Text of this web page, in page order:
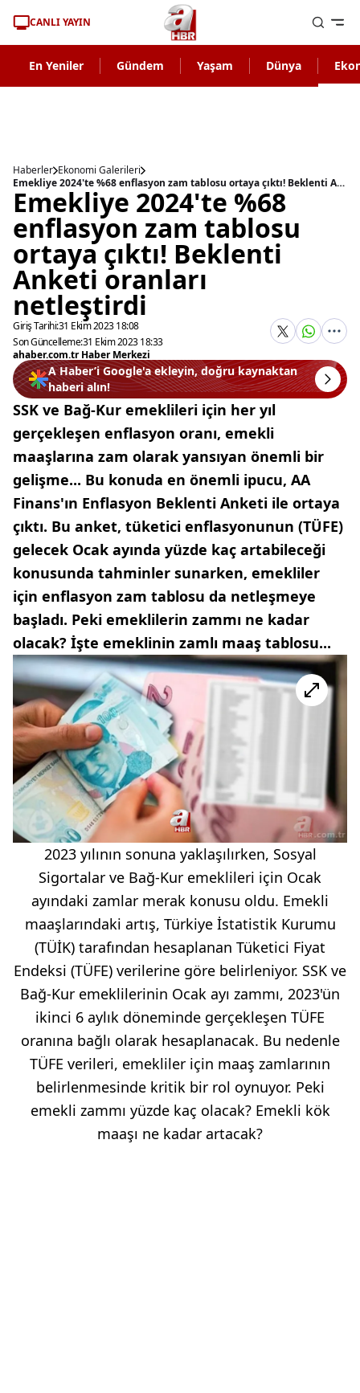
CANLI YAYIN
En Yeniler Gündem Yaşam Dünya
Haberler Ekonomi Galerileri
Emekliye 2024'te %68 enflasyon zam tablosu ortaya çıktı! Beklenti Anketi oranları netleştirdi
Emekliye 2024'te %68
enflasyon zam tablosu
ortaya çıktı! Beklenti
Anketi oranları
netleştirdi
Giriş Tarihi:31 Ekim 2023 18:08
Son Güncelleme:31 Ekim 2023 18:33
ahaber.com.tr Haber Merkezi
A Haber’i Google'a ekleyin, doğru kaynaktan
haberi alın!
SSK ve Bağ-Kur emeklileri için her yıl
gerçekleşen enflasyon oranı, emekli
maaşlarına zam olarak yansıyan önemli bir
gelişme... Bu konuda en önemli ipucu, AA
Finans'ın Enflasyon Beklenti Anketi ile ortaya
çıktı. Bu anket, tüketici enflasyonunun (TÜFE)
gelecek Ocak ayında yüzde kaç artabileceği
konusunda tahminler sunarken, emekliler
için enflasyon zam tablosu da netleşmeye
başladı. Peki emeklilerin zammı ne kadar
olacak? İşte emeklinin zamlı maaş tablosu...
2023 yılının sonuna yaklaşılırken, Sosyal
Sigortalar ve Bağ-Kur emeklileri için Ocak
ayındaki zamlar merak konusu oldu. Emekli
maaşlarındaki artış, Türkiye İstatistik Kurumu
(TÜİK) tarafından hesaplanan Tüketici Fiyat
Endeksi (TÜFE) verilerine göre belirleniyor. SSK ve
Bağ-Kur emeklilerinin Ocak ayı zammı, 2023'ün
ikinci 6 aylık döneminde gerçekleşen TÜFE
oranına bağlı olarak hesaplanacak. Bu nedenle
TÜFE verileri, emekliler için maaş zamlarının
belirlenmesinde kritik bir rol oynuyor. Peki
emekli zammı yüzde kaç olacak? Emekli kök
maaşı ne kadar artacak?